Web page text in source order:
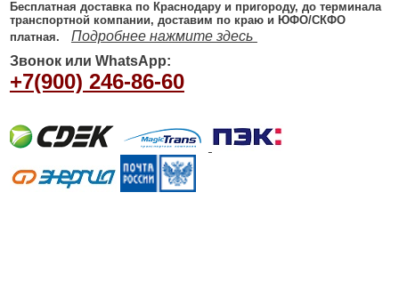
Бесплатная доставка по Краснодару и пригороду, до терминала
транспортной компании, доставим по краю и ЮФО/СКФО
платная.
Подробнее нажмите здесь
Звонок или WhatsApp:
+7(900) 246-86-60